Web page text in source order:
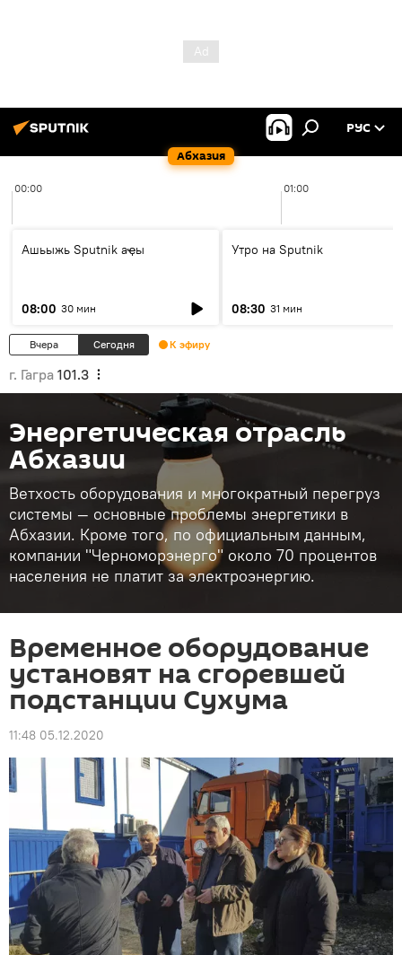
Абхазия
РУС
00:00 01:00
Ашьыжь Sputnik аҿы
08:00 30 мин
Утро на Sputnik
08:30 31 мин
Вчера Сегодня К эфиру
г. Гагра 101.3
Энергетическая отрасль
Абхазии
Ветхость оборудования и многократный перегруз
системы — основные проблемы энергетики в
Абхазии. Кроме того, по официальным данным,
компании "Черноморэнерго" около 70 процентов
населения не платит за электроэнергию.
Временное оборудование
установят на сгоревшей
подстанции Сухума
11:48 05.12.2020